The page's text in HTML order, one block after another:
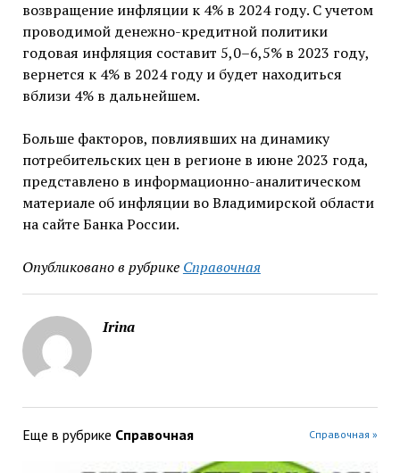
возвращение инфляции к 4% в 2024 году. С учетом
проводимой денежно-кредитной политики
годовая инфляция составит 5,0–6,5% в 2023 году,
вернется к 4% в 2024 году и будет находиться
вблизи 4% в дальнейшем.
Больше факторов, повлиявших на динамику
потребительских цен в регионе в июне 2023 года,
представлено в информационно-аналитическом
материале об инфляции во Владимирской области
на сайте Банка России.
Опубликовано в рубрике Справочная
Irina
Еще в рубрике Справочная Справочная »